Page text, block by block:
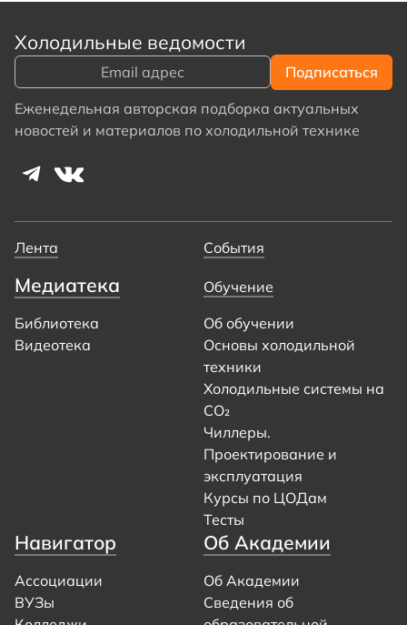
Холодильные ведомости
Еженедельная авторская подборка актуальных
новостей и материалов по холодильной технике
Лента События
Медиатека
Библиотека
Видеотека
Обучение
Об обучении
Основы холодильной
техники
Холодильные системы на
CO₂
Чиллеры.
Проектирование и
эксплуатация
Курсы по ЦОДам
Тесты
Навигатор
Ассоциации
ВУЗы
Об Академии
Об Академии
Сведения об